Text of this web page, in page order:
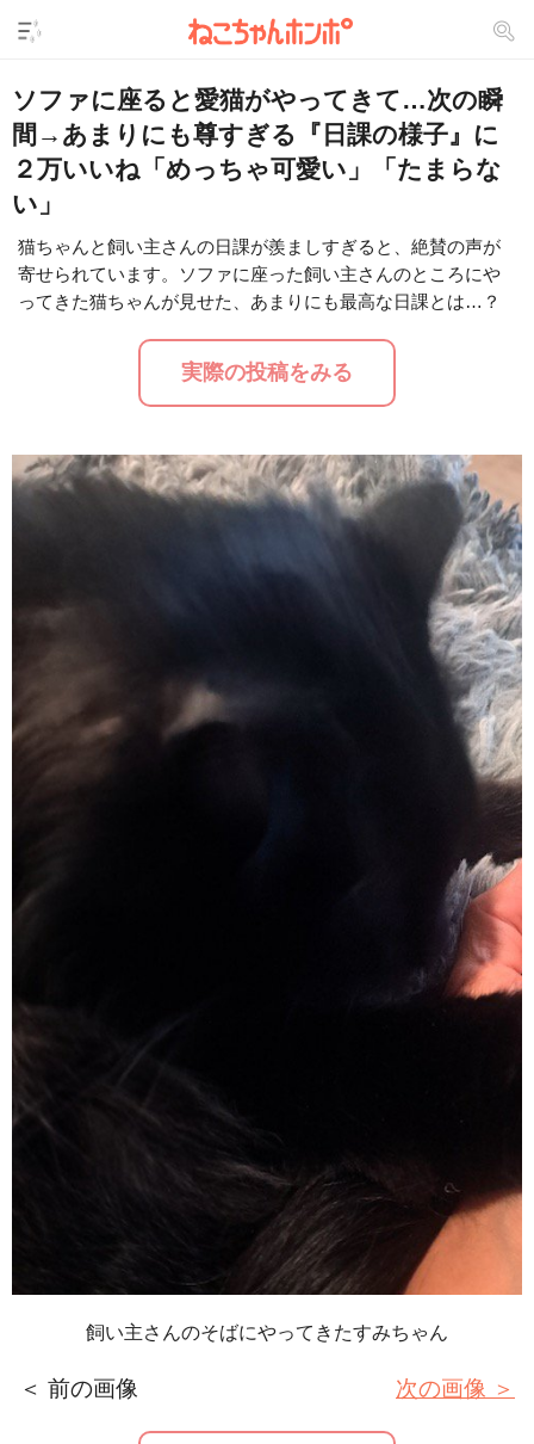
ソファに座ると愛猫がやってきて…次の瞬
間→あまりにも尊すぎる『日課の様子』に
２万いいね「めっちゃ可愛い」「たまらな
い」
U
n
L
o
a
e
3
7
%
猫ちゃんと飼い主さんの日課が羨ましすぎると、絶賛の声が
寄せられています。ソファに座った飼い主さんのところにや
ってきた猫ちゃんが見せた、あまりにも最高な日課とは…？
実際の投稿をみる
飼い主さんのそばにやってきたすみちゃん
＜ 前の画像 次の画像 ＞